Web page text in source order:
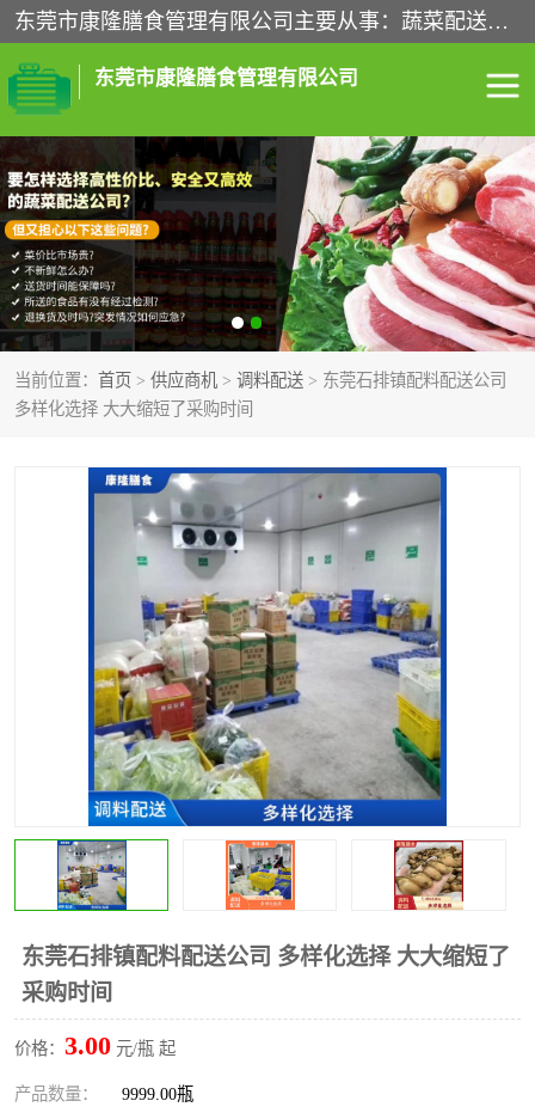
东莞市康隆膳食管理有限公司主要从事：蔬菜配送、食堂承包、企业工厂食堂承包、机关单位食堂承包、调味品配送、粮油配送、干货配送、副食配送、水果配送、海鲜配送等业务，东莞蔬菜配送电话，咨询在线客服。
东莞市康隆膳食管理有限公司
当前位置： 首页 > 供应商机 > 调料配送 > 东莞石排镇配料配送公司
多样化选择 大大缩短了采购时间
东莞石排镇配料配送公司 多样化选择 大大缩短了
采购时间
价格： 3.00 元/瓶 起
产品数量： 9999.00瓶
食堂承包 蔬菜配送
粮油配送 鲜肉配送
海鲜配送 食材配送
调料配送 企业工厂食堂承包
干货配送 副食配送